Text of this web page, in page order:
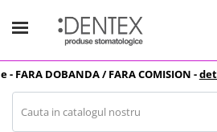
-FARA DOBANDA/ FARA COMISION -